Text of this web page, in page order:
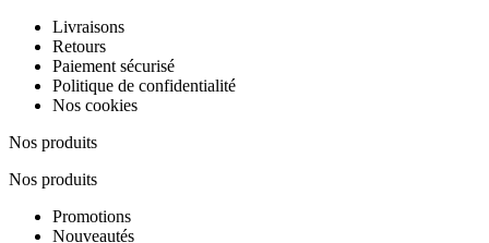
Livraisons
Retours
Paiement sécurisé
Politique de confidentialité
Nos cookies
Nos produits
Nos produits
Promotions
Nouveautés